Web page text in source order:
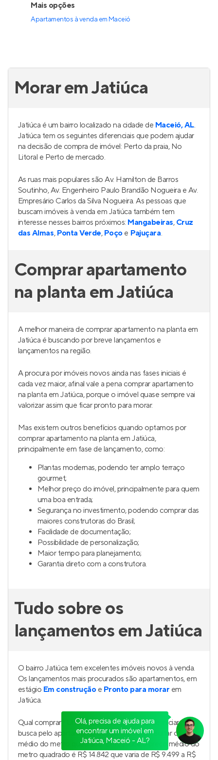
Mais opções
Apartamentos à venda em Maceió
Morar em Jatiúca
Jatiúca é um bairro localizado na cidade de Maceió, AL.
Jatiúca tem os seguintes diferenciais que podem ajudar
na decisão de compra de imóvel: Perto da praia, No
Litoral e Perto de mercado.
As ruas mais populares são Av. Hamilton de Barros
Soutinho, Av. Engenheiro Paulo Brandão Nogueira e Av.
Empresário Carlos da Silva Nogueira. As pessoas que
buscam imóveis à venda em Jatiúca também tem
interesse nesses bairros próximos: Mangabeiras, Cruz
das Almas, Ponta Verde, Poço e Pajuçara.
Comprar apartamento
na planta em Jatiúca
A melhor maneira de comprar apartamento na planta em
Jatiúca é buscando por breve lançamentos e
lançamentos na região.
A procura por imóveis novos ainda nas fases iniciais é
cada vez maior, afinal vale a pena comprar apartamento
na planta em Jatiúca, porque o imóvel quase sempre vai
valorizar assim que ficar pronto para morar.
Mas existem outros benefícios quando optamos por
comprar apartamento na planta em Jatiúca,
principalmente em fase de lançamento, como:
Plantas modernas, podendo ter amplo terraço
gourmet;
Melhor preço do imóvel, principalmente para quem
uma boa entrada;
Segurança no investimento, podendo comprar das
maiores construtoras do Brasil;
Facilidade de documentação;
Possibilidade de personalização;
Maior tempo para planejamento;
Garantia direto com a construtora.
Tudo sobre os
lançamentos em Jatiúca
O bairro Jatiúca tem excelentes imóveis novos à venda.
Os lançamentos mais procurados são apartamentos, em
estágio Em construçãoe Pronto para morar em
Jatiúca.
Qual comprar? Uma das melhores formas de iniciar sua
busca pelo apartamento dos sonhos é consultar o preço
médio do metro quadrado. Em Jatiúca o preço médio do
metro quadrado é R$ 14.842 que varia de R$ 9.499 a R$
Olá, precisa de ajuda para
encontrar um imóvel em
Jatiúca, Maceió - AL?